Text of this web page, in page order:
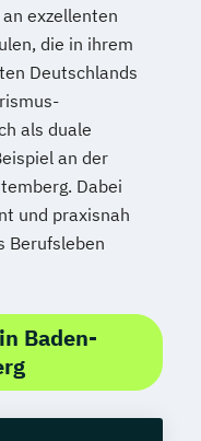
exzellenten
die in ihrem
Deutschlands
als duale
an der
Dabei
und praxisnah
Berufsleben
Baden-